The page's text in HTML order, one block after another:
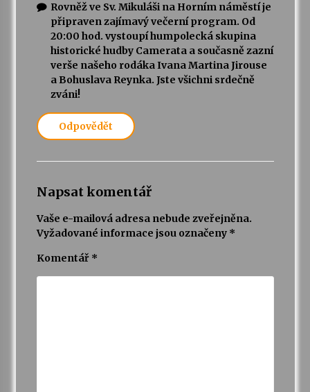
Rovněž ve Sv. Mikuláši na Horním náměstí je
připraven zajímavý večerní program. Od
20:00 hod. vystoupí humpolecká skupina
historické hudby Camerata a současně zazní
verše našeho rodáka Ivana Martina Jirouse
a Bohuslava Reynka. Jste všichni srdečně
zváni!
Odpovědět
Napsat komentář
Vaše e-mailová adresa nebude zveřejněna.
Vyžadované informace jsou označeny *
Komentář *